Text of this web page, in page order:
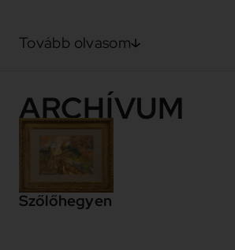
Tovább olvasom
ARCHÍVUM
Szőlőhegyen